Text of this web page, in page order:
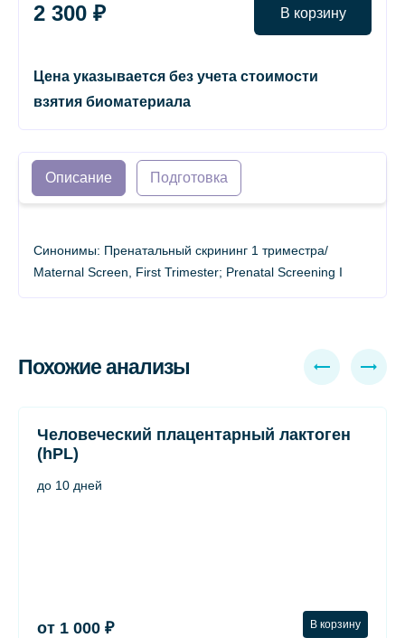
2 300 ₽ В корзину
Цена указывается без учета стоимости
взятия биоматериала
Описание Подготовка
Синонимы: Пренатальный скрининг 1 триместра/
Maternal Screen, First Trimester; Prenatal Screening I
Похожие анализы
Человеческий плацентарный лактоген
(hPL)
до 10 дней
от 1 000 ₽ В корзину